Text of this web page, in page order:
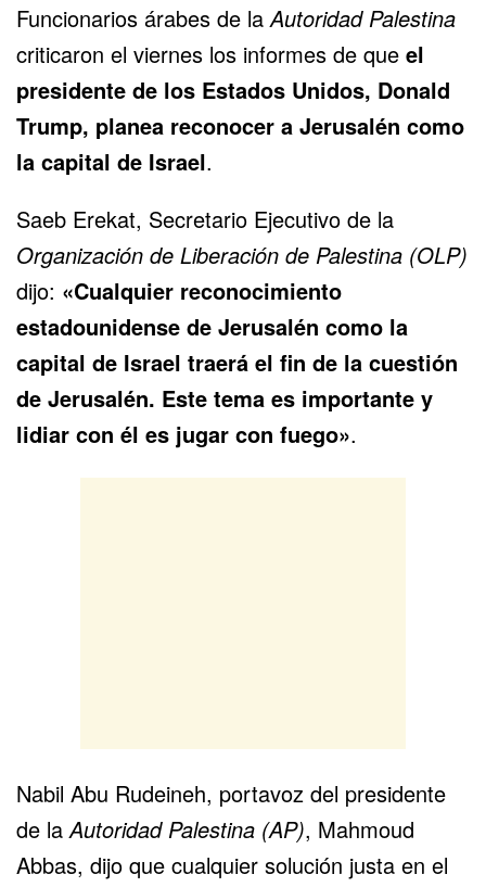
Funcionarios árabes de la Autoridad Palestina
criticaron el viernes los informes de que el
presidente de los Estados Unidos, Donald
Trump, planea reconocer a Jerusalén como
la capital de Israel.
Saeb Erekat, Secretario Ejecutivo de la
Organización de Liberación de Palestina (OLP)
dijo: «Cualquier reconocimiento
estadounidense de Jerusalén como la
capital de Israel traerá el fin de la cuestión
de Jerusalén. Este tema es importante y
lidiar con él es jugar con fuego».
Nabil Abu Rudeineh, portavoz del presidente
de la Autoridad Palestina (AP), Mahmoud
Abbas, dijo que cualquier solución justa en el